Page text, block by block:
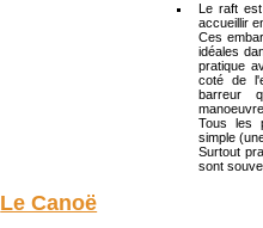
Le raft
accueillir
Ces
idéales
pratique
coté de
barreur
Tous les
simple
Surtout
sont
Le Canoë